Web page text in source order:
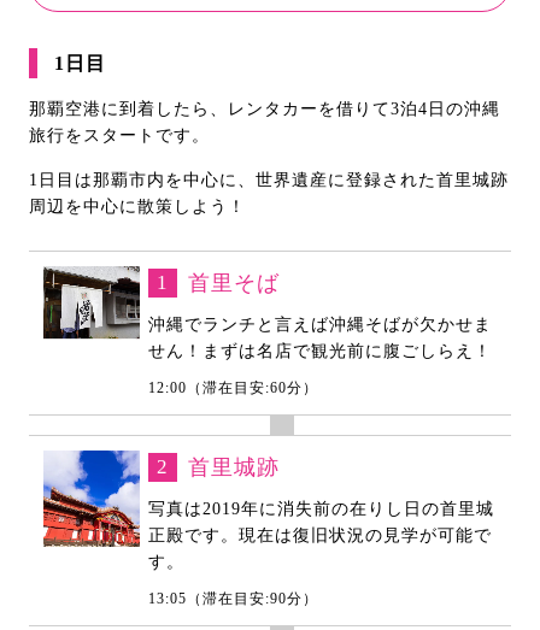
1日目
那覇空港に到着したら、レンタカーを借りて3泊4日の沖縄
旅行をスタートです。
1日目は那覇市内を中心に、世界遺産に登録された首里城跡
周辺を中心に散策しよう！
1 首里そば
沖縄でランチと言えば沖縄そばが欠かせま
せん！まずは名店で観光前に腹ごしらえ！
12:00（滞在目安:60分）
2 首里城跡
写真は2019年に消失前の在りし日の首里城
正殿です。現在は復旧状況の見学が可能で
す。
13:05（滞在目安:90分）